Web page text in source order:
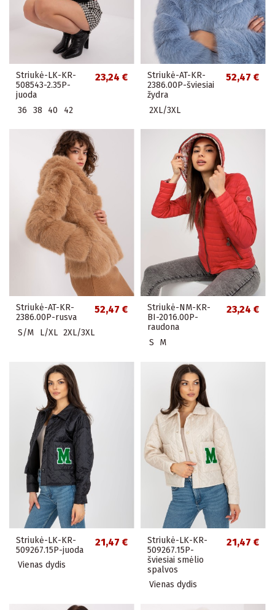
Striukė-LK-KR-
508543-2.35P-
juoda
23,24 €
36 38 40 42
Striukė-AT-KR-
2386.00P-šviesiai
žydra
52,47 €
2XL/3XL
Striukė-AT-KR-
2386.00P-rusva
52,47 €
S/M L/XL 2XL/3XL
Striukė-NM-KR-
BI-2016.00P-
raudona
23,24 €
S M
Striukė-LK-KR-
509267.15P-juoda
21,47 €
Vienas dydis
Striukė-LK-KR-
509267.15P-
šviesiai smėlio
spalvos
21,47 €
Vienas dydis